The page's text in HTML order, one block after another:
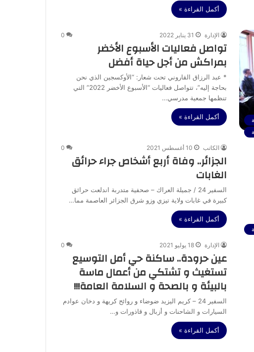
أكمل القراءة »
الإدارة 31 يناير 2022 0
تواصل فعاليات الأسبوع الأخضر
بمراكش من أجل حياة أفضل
* عبد الرزاق القاروني تحت شعار: “الأوكسجين الذي نحن
بحاجة إليه”، تتواصل فعاليات “الأسبوع الأخضر 2022” التي
تنظمها جمعية مدرسي…
أكمل القراءة »
الكاتب 10 أغسطس 2021 0
الجزائر.. وفاة أربع أشخاص جراء حرائق
الغابات
السفير 24 / جميلة العراك – صحفية متدربة اندلعت حرائق
كبيرة في غابات ولاية تيزي وزو شرق الجزائر العاصمة مما…
أكمل القراءة »
الإدارة 18 يوليو 2021 0
عين حرودة.. ساكنة حي أمل التوسيع
تستغيث و تشتكي من أعمال ماسة
بالبيئة و بالصحة و السلامة العامة!!!
السفير 24 – كريم اليزيد ضوضاء و روائح كريهة و دخان عوادم
السيارات و الشاحنات و أزبال و قاذورات و…
أكمل القراءة »